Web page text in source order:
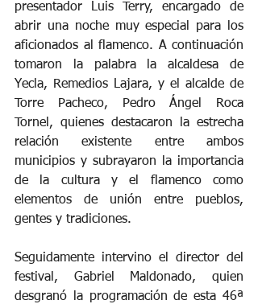
presentador Luis Terry, encargado de
abrir una noche muy especial para los
aficionados al flamenco. A continuación
tomaron la palabra la alcaldesa de
Yecla, Remedios Lajara, y el alcalde de
Torre Pacheco, Pedro Ángel Roca
Tornel, quienes destacaron la estrecha
relación existente entre ambos
municipios y subrayaron la importancia
de la cultura y el flamenco como
elementos de unión entre pueblos,
gentes y tradiciones.
Seguidamente intervino el director del
festival, Gabriel Maldonado, quien
desgranó la programación de esta 46ª